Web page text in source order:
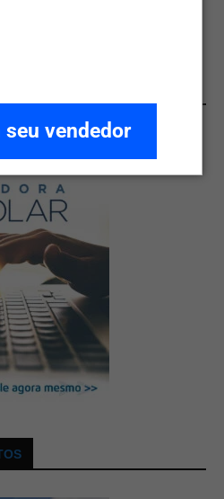
seu vendedor